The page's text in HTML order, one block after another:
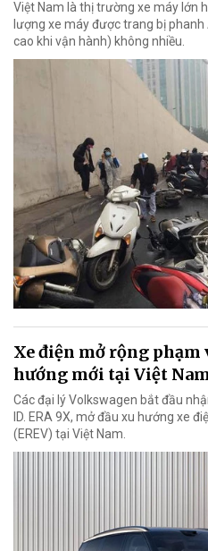
Việt Nam là thị trường xe máy lớn
lượng xe máy được trang bị
cao khi vận hành) không nhiều.
Xe điện mở rộng phạm
hướng mới tại Việt
Các đại lý Volkswagen bắt đầu
ID. ERA 9X, mở đầu xu hướng xe
(EREV) tại Việt Nam.